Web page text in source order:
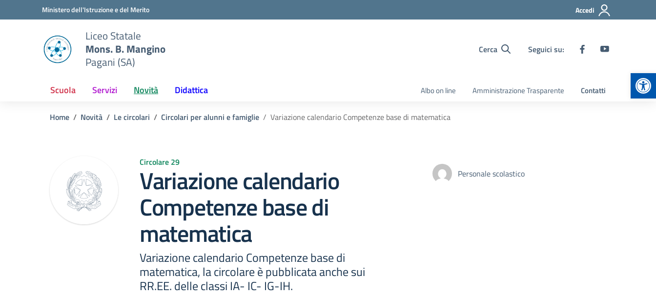
Vai ai contenuti
Vai al menu di navigazioneMinistero dell'Istruzione e del Merito Accedi
Liceo Statale
Mons. B. Mangino
Pagani (SA)
Cerca Seguici su:
Scuola Servizi Novità Didattica Albo on line Amministrazione Trasparente Contatti
Home Novità Le circolari Circolari per alunni e famiglie Variazione calendario Competenze base di matematica
Circolare 29
Variazione calendario
Competenze base di
matematica
Variazione calendario Competenze base di
matematica, la circolare è pubblicata anche sui
RR.EE. delle classi IA- IC- IG-IH.
Personale scolastico